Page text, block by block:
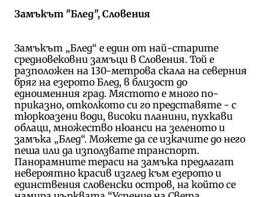
Замъкът "Блед", Словения
Замъкът „Блед“ е един от най-старите
средновековни замъци в Словения. Той е
разположен на 130-метрова скала на северния
бряг на езерото Блед, в близост до
едноименния град. Мястото е много по-
приказно, отколкото си го представяте - с
тюркоазени води, високи планини, пухкави
облаци, множество нюанси на зеленото и
замъка „Блед“. Можете да се изкачите до него
пеша или да използвате транспорт.
Панорамните тераси на замъка предлагат
невероятно красив изглед към езерото и
единствения словенски остров, на който се